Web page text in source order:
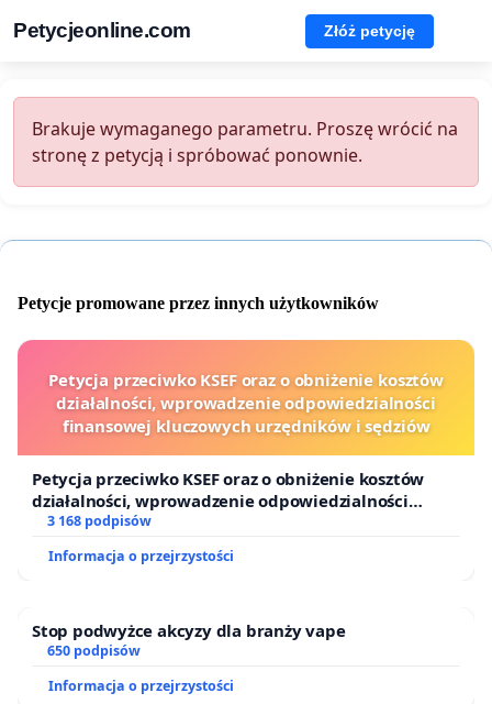
Petycjeonline.com Złóż petycję
Brakuje wymaganego parametru. Proszę wrócić na
stronę z petycją i spróbować ponownie.
Petycje promowane przez innych użytkowników
Petycja przeciwko KSEF oraz o obniżenie kosztów
działalności, wprowadzenie odpowiedzialności
finansowej kluczowych urzędników i sędziów
Petycja przeciwko KSEF oraz o obniżenie kosztów
działalności, wprowadzenie odpowiedzialności
finansowej kluczowych urzędników i sędziów
3 168 podpisów
Informacja o przejrzystości
Stop podwyżce akcyzy dla branży vape
650 podpisów
Informacja o przejrzystości